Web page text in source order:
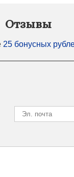
Отзывы
25 бонусных